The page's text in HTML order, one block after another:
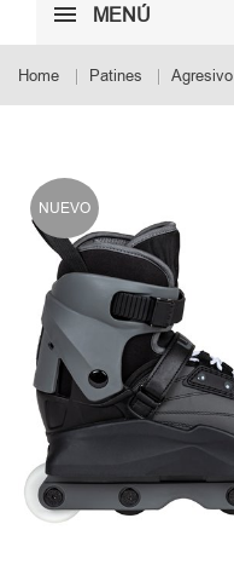
MENÚ
Home Patines Agresivo
NUEVO